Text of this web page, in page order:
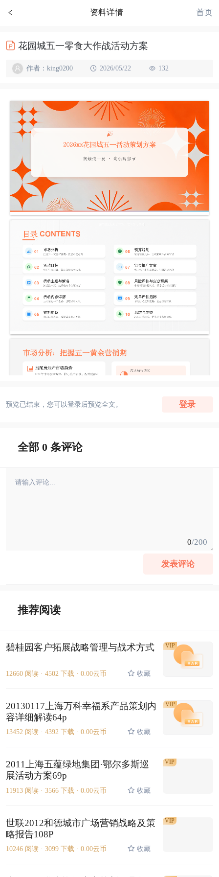
资料详情 首页
花园城五一零食大作战活动方案
作者：king0200 2026/05/22 132
预览已结束，您可以登录后预览全文。 登录
全部 0 条评论
0/200
发表评论
推荐阅读
碧桂园客户拓展战略管理与战术方式
12660 阅读 · 4502 下载 · 0.00云币 收藏
VIP
20130117上海万科幸福系产品策划内
容详细解读64p
13452 阅读 · 4392 下载 · 0.00云币 收藏
VIP
2011上海五蕴绿地集团·鄂尔多斯巡
展活动方案69p
11913 阅读 · 3566 下载 · 0.00云币 收藏
VIP
世联2012和德城市广场营销战略及策
略报告108P
10246 阅读 · 3099 下载 · 0.00云币 收藏
VIP